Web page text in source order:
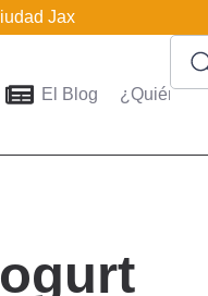
Jax
El Blog ¿Quiénes